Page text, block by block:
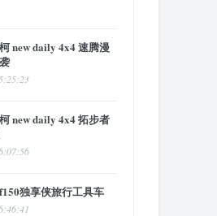
new daily 4x4 速腾漫
new daily 4x4 拓步者
独享侠旅行工具车